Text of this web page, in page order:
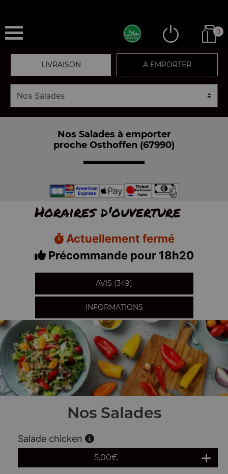
0
LIVRAISON A EMPORTER
Nos Salades à emporter
proche Osthoffen (67990)
Horaires d'ouverture
Actuellement fermé
Précommande pour 18h20
AVIS (349)
INFORMATIONS
Nos Salades
Salade chicken
5.00€